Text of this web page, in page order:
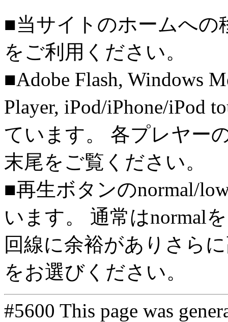
■当サイトのホームへの
をご利用ください。
■Adobe Flash, Windows
Player, iPod/iPhone/iPod
ています。 各プレヤー
末尾をご覧ください。
■再生ボタンのnormal/
います。 通常はnormal
回線に余裕がありさら
をお選びください。
#5600 This page was